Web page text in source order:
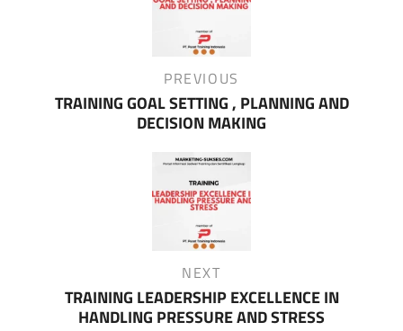
Post
PREVIOUS
TRAINING GOAL SETTING , PLANNING AND
DECISION MAKING
NEXT
TRAINING LEADERSHIP EXCELLENCE IN
HANDLING PRESSURE AND STRESS